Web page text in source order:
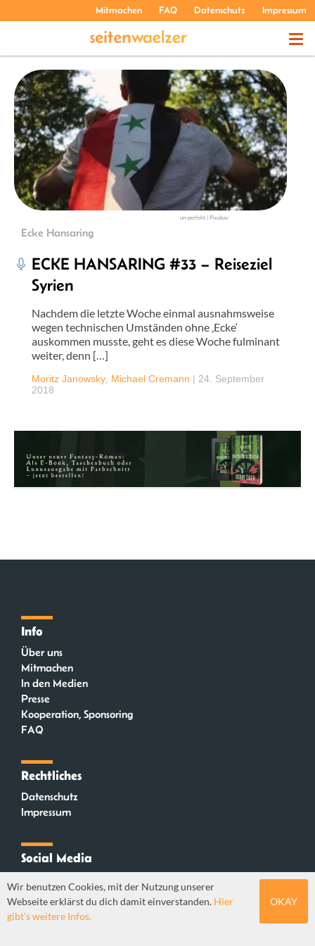
Mitmachen FAQ Datenschutz Impressum
THEMEN
PODCASTS
ÜBER UNS
un-perfekt | Pixabay
Ecke Hansaring
ECKE HANSARING #33 – Reiseziel
Syrien
Nachdem die letzte Woche einmal ausnahmsweise
wegen technischen Umständen ohne ‚Ecke‘
auskommen musste, geht es diese Woche fulminant
weiter, denn […]
Moritz Janowsky Michael Cremann | 24. September
2018
Info
Über uns
Mitmachen
In den Medien
Presse
Kooperation, Sponsoring
FAQ
Rechtliches
Datenschutz
Impressum
Social Media
Mastodon
Wir benutzen Cookies, mit der Nutzung unserer
Webseite erklärst du dich damit einverstanden. Hier
gibt's weitere Infos.
OKAY